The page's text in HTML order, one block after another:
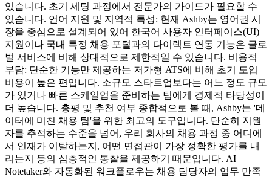
있습니다. 초기 세팅 과정에서 전문가의 가이드가 필요할 수
있습니다. 언어 지원 및 지역적 특성: 현재 Ashby는 영어권 시
장을 중심으로 설계되어 있어 한국어 사용자 인터페이스(UI)
지원이나 국내 특정 채용 포털과의 다이렉트 연동 기능은 글로
벌 서비스에 비해 상대적으로 제한적일 수 있습니다. 비용적
부담: 단순한 기능만 제공하는 저가형 ATS에 비해 초기 도입
비용이 높은 편입니다. 소규모 스타트업보다는 어느 정도 규모
가 있거나 빠른 스케일업을 준비하는 팀에게 경제적 타당성이
더 높습니다. 총평 및 추천 여부 종합적으로 볼 때, Ashby는 '데
이터에 미친 채용 팀'을 위한 최고의 도구입니다. 단순히 지원
자를 추적하는 수준을 넘어, 우리 회사의 채용 과정 중 어디에
서 인재가 이탈하는지, 어떤 면접관이 가장 정확한 평가를 내
리는지 등의 심층적인 통찰을 제공하기 때문입니다. AI
Notetaker와 자동화된 워크플로우는 채용 담당자의 업무 만족